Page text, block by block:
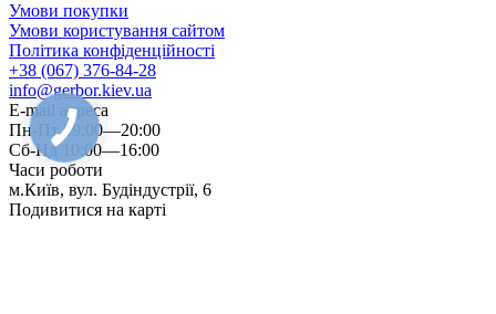
Умови покупки
Умови користування сайтом
Політика конфіденційності
+38 (067) 376-84-28
info@gerbor.kiev.ua
E-mail адреса
Пн-Пт 09:00—20:00
Сб-Нд 10:00—16:00
Часи роботи
м.Київ, вул. Будіндустрії, 6
Подивитися на карті